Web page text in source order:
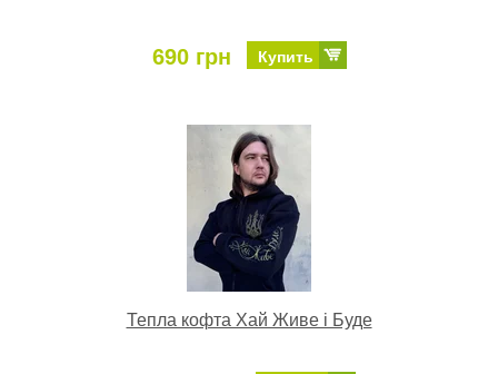
690 грн Купить
Тепла кофта Хай Живе і Буде